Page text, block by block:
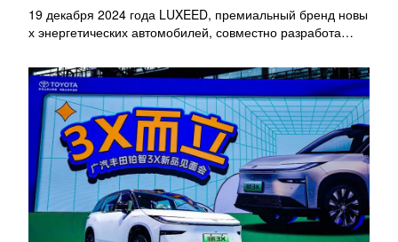
19 декабря 2024 года LUXEED, премиальный бренд новы
х энергетических автомобилей, совместно разработа…